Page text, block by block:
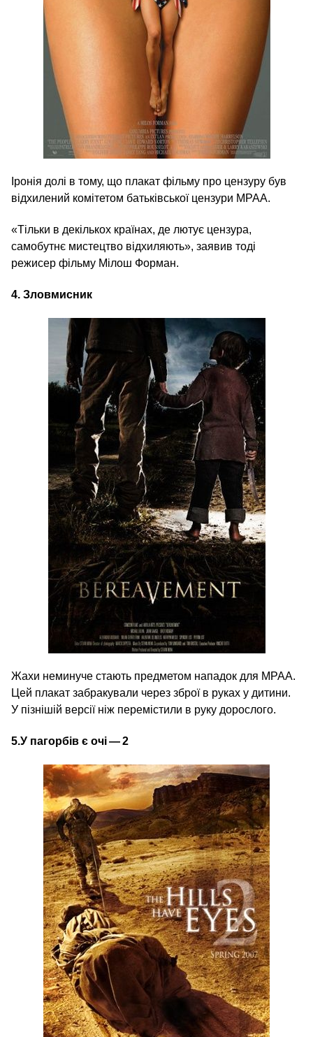
Іронія долі в тому, що плакат фільму про цензуру був
відхилений комітетом батьківської цензури MPAA.
«Тільки в декількох країнах, де лютує цензура,
самобутнє мистецтво відхиляють», заявив тоді
режисер фільму Мілош Форман.
4. Зловмисник
Жахи неминуче стають предметом нападок для MPAA.
Цей плакат забракували через зброї в руках у дитини.
У пізнішій версії ніж перемістили в руку дорослого.
5.У пагорбів є очі — 2